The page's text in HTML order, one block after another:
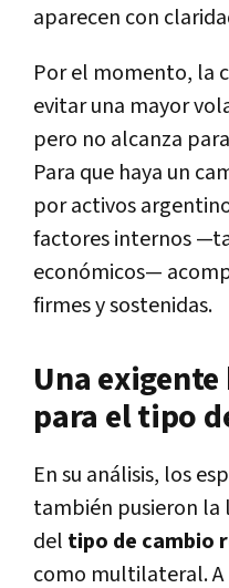
aparecen con
Por el momento, la
evitar una mayor
pero no alcanza para
Para que haya un
por activos
factores internos
económicos—
firmes y sostenidas.
Una
para el tipo
En su análisis, los
también pusieron la
del tipo de cambio
como multilateral.